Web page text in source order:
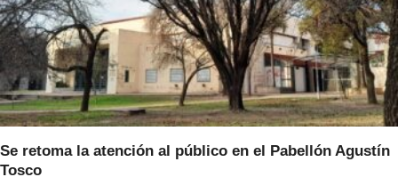
Se retoma la atención al público en el Pabellón Agustín
Tosco